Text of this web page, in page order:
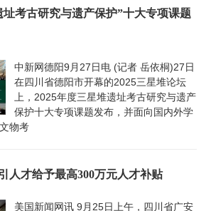
址考古研究与遗产保护”十大专项课题
中新网德阳9月27日电 (记者 岳依桐)27日
在四川省德阳市开幕的2025三星堆论坛
上，2025年度三星堆遗址考古研究与遗产
保护十大专项课题发布，并面向国内外学
物考
人才给予最高300万元人才补贴
美国新闻网讯 9月25日上午，四川省广安